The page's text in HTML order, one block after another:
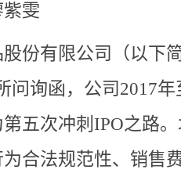
紫雯
份有限公司（以下
问询函，公司2017年
五次冲刺IPO之路
合法规范性、销售